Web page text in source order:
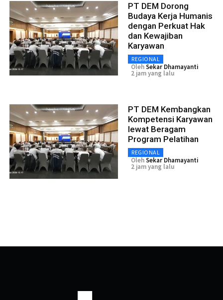
PT DEM Dorong
Budaya Kerja Humanis
dengan Perkuat Hak
dan Kewajiban
Karyawan
REGIONAL
OlehSekar Dhamayanti
2 jam yang lalu
PT DEM Kembangkan
Kompetensi Karyawan
lewat Beragam
Program Pelatihan
REGIONAL
OlehSekar Dhamayanti
2 jam yang lalu